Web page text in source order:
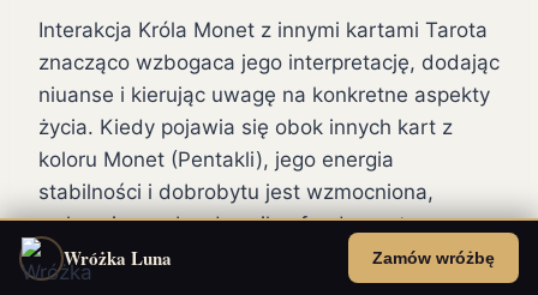
Interakcja Króla Monet z innymi kartami Tarota
znacząco wzbogaca jego interpretację, dodając
niuanse i kierując uwagę na konkretne aspekty
życia. Kiedy pojawia się obok innych kart z
koloru Monet (Pentakli), jego energia
stabilności i dobrobytu jest wzmocniona,
wskazując na bardzo silne fundamenty
finansowe lub materialne, często związane z
nieruchomościami czy długoterminowymi
Wróżka Luna Zamów wróżbę